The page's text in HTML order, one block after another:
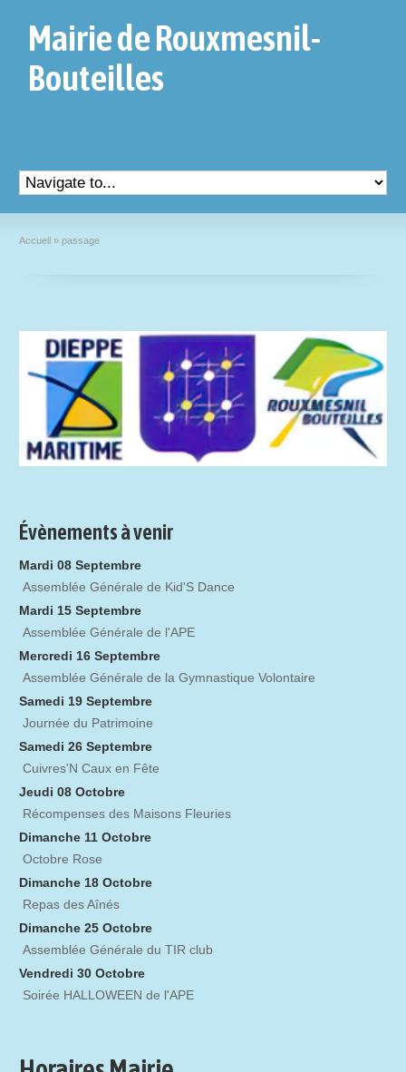
Mairie de Rouxmesnil-
Bouteilles
Accueil » passage
Évènements à venir
Mardi 08 Septembre
Assemblée Générale de Kid'S Dance
Mardi 15 Septembre
Assemblée Générale de l'APE
Mercredi 16 Septembre
Assemblée Générale de la Gymnastique Volontaire
Samedi 19 Septembre
Journée du Patrimoine
Samedi 26 Septembre
Cuivres'N Caux en Fête
Jeudi 08 Octobre
Récompenses des Maisons Fleuries
Dimanche 11 Octobre
Octobre Rose
Dimanche 18 Octobre
Repas des Aînés
Dimanche 25 Octobre
Assemblée Générale du TIR club
Vendredi 30 Octobre
Soirée HALLOWEEN de l'APE